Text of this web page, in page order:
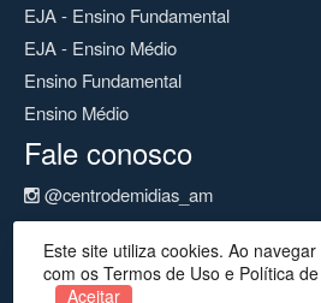
EJA - Ensino Fundamental
EJA - Ensino Médio
Ensino Fundamental
Ensino Médio
Fale conosco
@centrodemidias_am
@centrodemidias
cemeam@seduc.net
Este site utiliza cookies. Ao
com os Termos de Uso e Política
Aceitar